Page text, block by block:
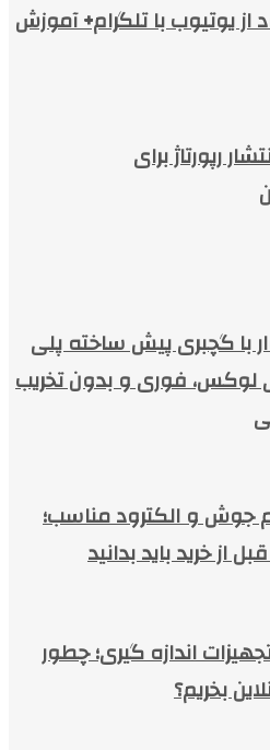
از یوتیوب با تلگرام+ آموزش
رپورتاژ برای
با گچبری پیش ساخته پلی
لوکس، فوری و بدون تخریب
جوش و الکترود مناسب؛
از خرید باید بدانید
اندازه گیری؛ چطور
بخریم؟